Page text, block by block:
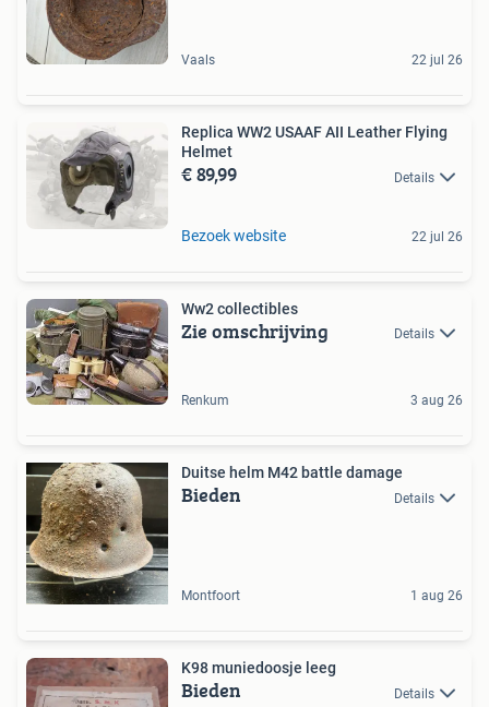
Vaals 22 jul 26
Replica WW2 USAAF AII Leather Flying
Helmet
€ 89,99 Details
Bezoek website 22 jul 26
Ww2 collectibles
Zie omschrijving Details
Renkum 3 aug 26
Duitse helm M42 battle damage
Bieden Details
Montfoort 1 aug 26
K98 muniedoosje leeg
Bieden Details